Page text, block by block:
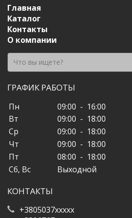
Главная
Каталог
Контакты
О компании
ГРАФИК РАБОТЫ
Пн
09:00 - 16:00
Вт
09:00 - 18:00
Ср
09:00 - 18:00
Чт
09:00 - 18:00
Пт
08:00 - 18:00
Сб, Вс
Выходной
КОНТАКТЫ
+3805037xxxxx